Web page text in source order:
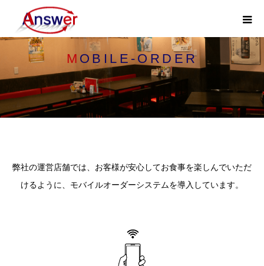
MOBILE-ORDER
弊社の運営店舗では、お客様が安心してお食事を楽しんでいただ
けるように、モバイルオーダーシステムを導入しています。